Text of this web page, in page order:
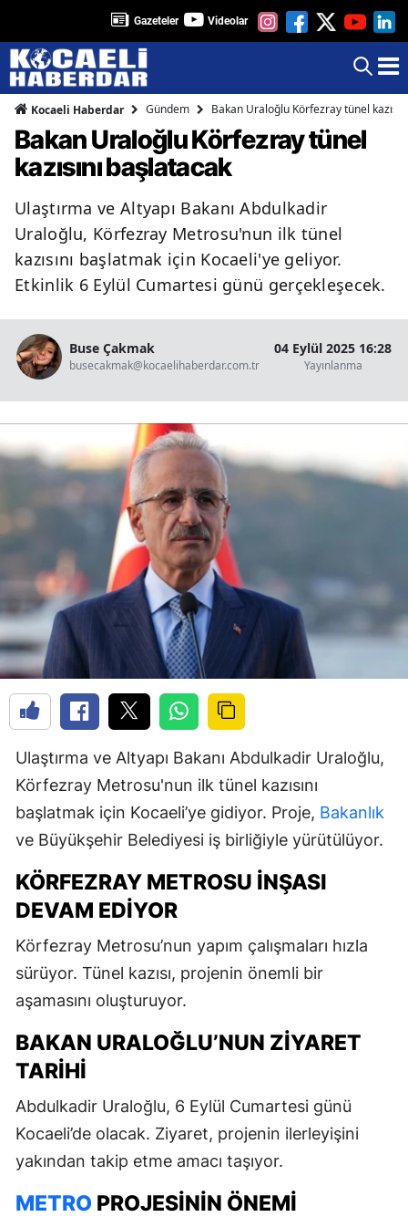
Gazeteler Videolar
Kocaeli Haberdar Gündem Bakan Uraloğlu Körfezray tünel
Bakan Uraloğlu Körfezray tünel
kazısını başlatacak
Ulaştırma ve Altyapı Bakanı Abdulkadir
Uraloğlu, Körfezray Metrosu'nun ilk tünel
kazısını başlatmak için Kocaeli'ye geliyor.
Etkinlik 6 Eylül Cumartesi günü gerçekleşecek.
Buse Çakmak
busecakmak@kocaelihaberdar.com.tr
04 Eylül 2025 16:28
Yayınlanma
Ulaştırma ve Altyapı Bakanı Abdulkadir Uraloğlu,
Körfezray Metrosu'nun ilk tünel kazısını
başlatmak için Kocaeli’ye gidiyor. Proje, Bakanlık
ve Büyükşehir Belediyesi iş birliğiyle yürütülüyor.
KÖRFEZRAY METROSU INŞASI
DEVAM EDIYOR
Körfezray Metrosu’nun yapım çalışmaları hızla
sürüyor. Tünel kazısı, projenin önemli bir
aşamasını oluşturuyor.
BAKAN URALOĞLU’NUN ZIYARET
TARIHI
Abdulkadir Uraloğlu, 6 Eylül Cumartesi günü
Kocaeli’de olacak. Ziyaret, projenin ilerleyişini
yakından takip etme amacı taşıyor.
METRO PROJESININ ÖNEMI